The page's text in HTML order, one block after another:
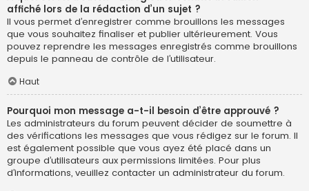
affiché lors de la rédaction d’un sujet ?
Il vous permet d’enregistrer comme brouillons les messages
que vous souhaitez finaliser et publier ultérieurement. Vous
pouvez reprendre les messages enregistrés comme brouillons
depuis le panneau de contrôle de l’utilisateur.
Haut
Pourquoi mon message a-t-il besoin d’être approuvé ?
Les administrateurs du forum peuvent décider de soumettre à
des vérifications les messages que vous rédigez sur le forum. Il
est également possible que vous ayez été placé dans un
groupe d’utilisateurs aux permissions limitées. Pour plus
d’informations, veuillez contacter un administrateur du forum.